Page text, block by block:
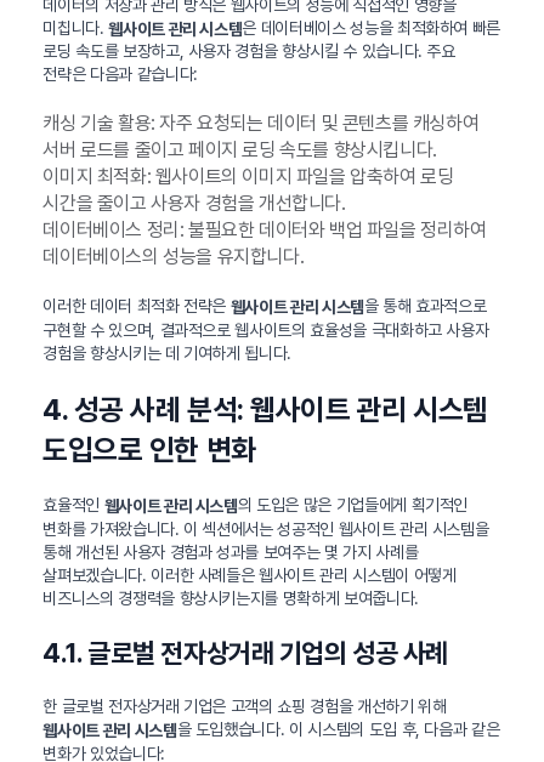
데이터의 저장과 관리 방식은 웹사이트의 성능에 직접적인 영향을
미칩니다.웹사이트 관리 시스템은 데이터베이스 성능을 최적화하여 빠른
로딩 속도를 보장하고, 사용자 경험을 향상시킬 수 있습니다. 주요
전략은 다음과 같습니다:
캐싱 기술 활용: 자주 요청되는 데이터 및 콘텐츠를 캐싱하여
서버 로드를 줄이고 페이지 로딩 속도를 향상시킵니다.
이미지 최적화: 웹사이트의 이미지 파일을 압축하여 로딩
시간을 줄이고 사용자 경험을 개선합니다.
데이터베이스 정리: 불필요한 데이터와 백업 파일을 정리하여
데이터베이스의 성능을 유지합니다.
이러한 데이터 최적화 전략은 웹사이트 관리 시스템을 통해 효과적으로
구현할 수 있으며, 결과적으로 웹사이트의 효율성을 극대화하고 사용자
경험을 향상시키는 데 기여하게 됩니다.
4. 성공 사례 분석: 웹사이트 관리 시스템
도입으로 인한 변화
효율적인 웹사이트 관리 시스템의 도입은 많은 기업들에게 획기적인
변화를 가져왔습니다. 이 섹션에서는 성공적인 웹사이트 관리 시스템을
통해 개선된 사용자 경험과 성과를 보여주는 몇 가지 사례를
살펴보겠습니다. 이러한 사례들은 웹사이트 관리 시스템이 어떻게
비즈니스의 경쟁력을 향상시키는지를 명확하게 보여줍니다.
4.1. 글로벌 전자상거래 기업의 성공 사례
한 글로벌 전자상거래 기업은 고객의 쇼핑 경험을 개선하기 위해
웹사이트 관리 시스템을 도입했습니다. 이 시스템의 도입 후, 다음과 같은
변화가 있었습니다: